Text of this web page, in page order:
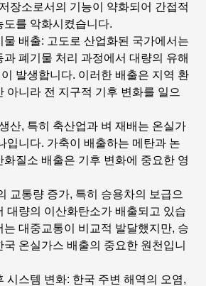
장소로서의 기능이 약화되어 간접적
도를 악화시켰습니다.
물 배출: 고도로 산업화된 국가에서는
과 폐기물 처리 과정에서 대량의 유해
발생합니다. 이러한 배출은 지역 환
아니라 전 지구적 기후 변화를 일으
산, 특히 축산업과 벼 재배는 온실가
입니다. 가축이 배출하는 메탄과 논
화질소 배출은 기후 변화에 중요한 영
교통량 증가, 특히 승용차의 보급으
대량의 이산화탄소가 배출되고 있습
는 대중교통이 비교적 발달했지만, 승
온실가스 배출의 중요한 원천입니
시스템 변화: 한국 주변 해역의 오염,